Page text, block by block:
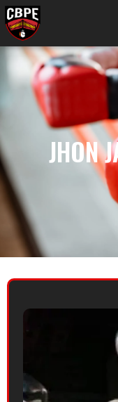
JHON